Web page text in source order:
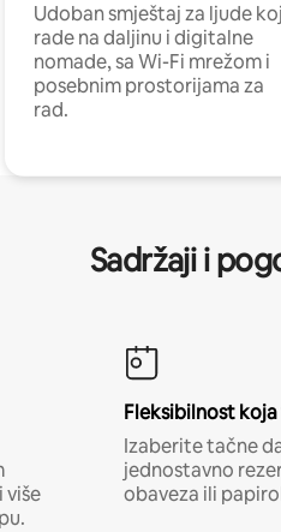
Udoban smještaj za ljude
rade na daljinu i digitalne
nomade, sa Wi-Fi mrežom i
posebnim prostorijama za
rad.
Sadržaji i
više
Fleksibilnost
Izaberite tačne
jednostavno
obaveza ili